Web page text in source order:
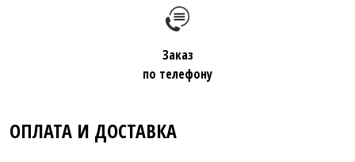
Заказ
по телефону
ОПЛАТА И ДОСТАВКА